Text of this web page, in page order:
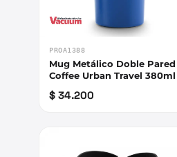
PROA1388
Mug Metálico Doble Pared
Coffee Urban Travel 380ml
$ 34.200